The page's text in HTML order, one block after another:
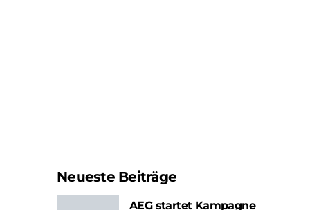
Neueste Beiträge
AEG startet Kampagne